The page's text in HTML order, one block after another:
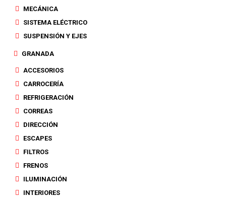
MECÁNICA
SISTEMA ELÉCTRICO
SUSPENSIÓN Y EJES
GRANADA
ACCESORIOS
CARROCERÍA
REFRIGERACIÓN
CORREAS
DIRECCIÓN
ESCAPES
FILTROS
FRENOS
ILUMINACIÓN
INTERIORES